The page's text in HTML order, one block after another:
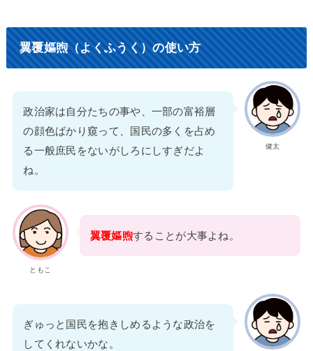
翼覆嫗煦（よくふうく）の使い方
健太
政治家は自分たちの事や、一部の富裕層
の顔色ばかり窺って、国民の多くを占め
る一般庶民をないがしろにしすぎだよ
ね。
ともこ
翼覆嫗煦することが大事よね。
ぎゅっと国民を抱きしめるような政治を
してくれないかな。